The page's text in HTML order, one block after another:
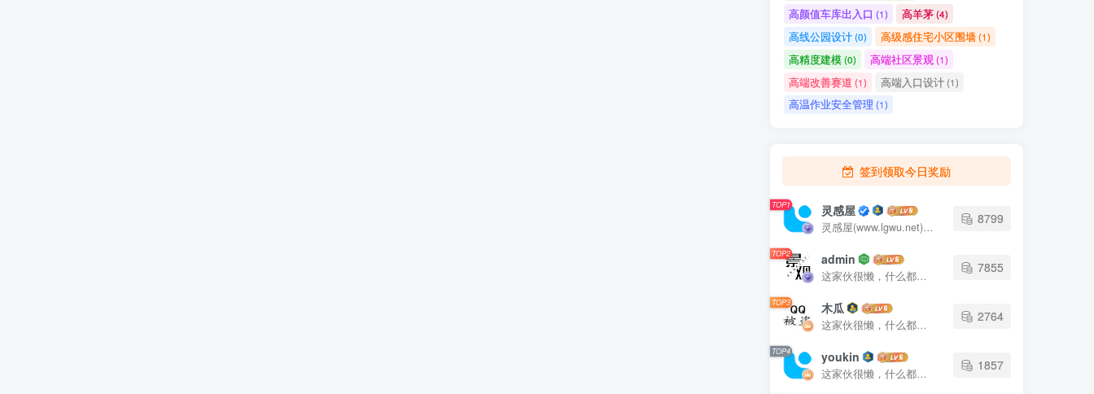
高颜值车库出入口 (1) 高羊茅(4)
高线公园设计(0) 高级感住宅小区围墙(1)
高精度建模(0) 高端社区景观 (1)
高端改善赛道 (1) 高端入口设计(1)
高温作业安全管理 (1)
签到领取今日奖励
TOP1 灵感屋
灵感屋(www.lgwu.net)尽可能为每一位设计师提供更全面、更精致、更具有创意感的设计素材。努力成为景观设计师展示实力和互相学习的优质网络资源发布平台。
8799
TOP2 admin
这家伙很懒，什么都没有写...
7855
TOP3 木瓜
这家伙很懒，什么都没有写...
2764
TOP4 youkin
这家伙很懒，什么都没有写...
1857